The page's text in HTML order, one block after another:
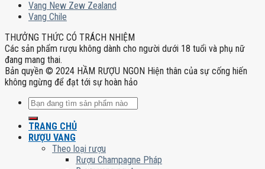
Vang New Zew Zealand
Vang Chile
THƯỞNG THỨC CÓ TRÁCH NHIỆM
Các sản phẩm rượu không dành cho người dưới 18 tuổi và phụ nữ
đang mang thai.
Bản quyền © 2024 HẦM RƯỢU NGON Hiện thân của sự cống hiến
không ngừng để đạt tới sự hoàn hảo
Tìm
kiếm:
TRANG CHỦ
RƯỢU VANG
Theo loại rượu
Rượu Champagne Pháp